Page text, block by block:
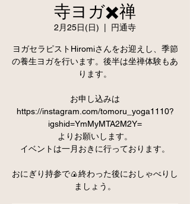
寺ヨガ✖️禅
2月25日(日) 円通寺
ヨガセラピストHiromiさんをお迎えし、季節
の養生ヨガを行います。後半は坐禅体験もあ
ります。
お申し込みは
https://instagram.com/tomoru_yoga1110?
igshid=YmMyMTA2M2Y=
よりお願いします。
イベントは一月おきに行っております。
おにぎり持参で🍙終わった後におしゃべりし